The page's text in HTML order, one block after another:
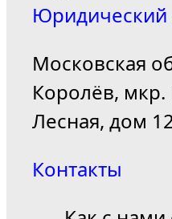
Юридический
Московская
Королёв,
Лесная, дом
Контакты